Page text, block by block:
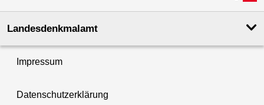
Landesdenkmal­amt
Impressum
Datenschutzerklärung